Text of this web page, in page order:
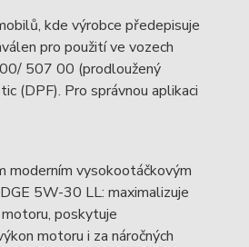
kde výrobce předepisuje
pro použití ve vozech
507 00 (prodloužený
(DPF). Pro správnou aplikaci
moderním vysokootáčkovým
5W-30 LL: maximalizuje
poskytuje
motoru i za náročných